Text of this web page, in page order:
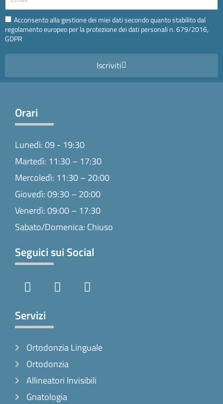
Email
Acconsento alla gestione dei miei dati secondo quanto stabilito dal
regolamento europeo per la protezione dei dati personali n. 679/2016,
GDPR
Iscriviti
Orari
Lunedì: 09 - 19:30
Martedì: 11:30 – 17:30
Mercoledì: 11:30 – 20:00
Giovedì: 09:30 – 20:00
Venerdì: 09:00 – 17:30
Sabato/Domenica: Chiuso
Seguici sui Social
a
e
b
o
k
-
f
n
r
a
m
i
Servizi
Ortodonzia Linguale
Ortodonzia
Allineatori Invisibili
Gnatologia